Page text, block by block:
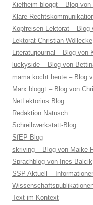
Kiefheim bloggt – Blog
Klare
Kopfreisen-Lektorat –
Lektorat Christian Wöllecke
Literaturjournal – Blog von
luckyside – Blog von
mama kocht heute – Blog
Marx bloggt – Blog von
NetLektorins Blog
Redaktion Natusch
Schreibwerkstatt-Blog
SfEP-Blog
skriving – Blog von Maike
Sprachblog von Ines Balcik
SSP Aktuell –
Text im Kontext